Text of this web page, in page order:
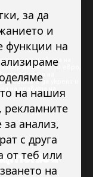
на правата на
на 89 978.50 евро,
по линия на
проекта е да укрепи и
на правата на
за да
и
функции на
на нашия
рекламните
анализ,
с друга
от теб или
на